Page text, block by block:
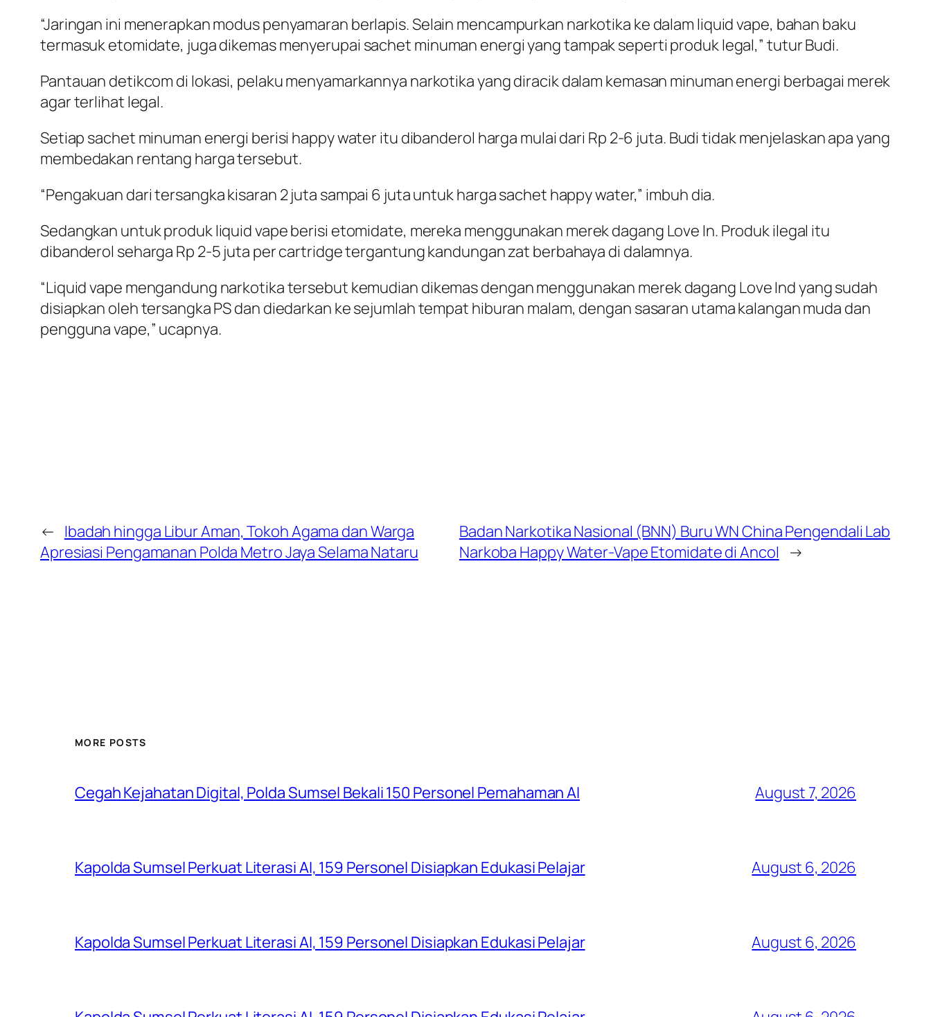
“Jaringan ini menerapkan modus penyamaran berlapis. Selain mencampurkan narkotika ke dalam liquid vape, bahan baku
termasuk etomidate, juga dikemas menyerupai sachet minuman energi yang tampak seperti produk legal,” tutur Budi.
Pantauan detikcom di lokasi, pelaku menyamarkannya narkotika yang diracik dalam kemasan minuman energi berbagai merek
agar terlihat legal.
Setiap sachet minuman energi berisi happy water itu dibanderol harga mulai dari Rp 2-6 juta. Budi tidak menjelaskan apa yang
membedakan rentang harga tersebut.
“Pengakuan dari tersangka kisaran 2 juta sampai 6 juta untuk harga sachet happy water,” imbuh dia.
Sedangkan untuk produk liquid vape berisi etomidate, mereka menggunakan merek dagang Love In. Produk ilegal itu
dibanderol seharga Rp 2-5 juta per cartridge tergantung kandungan zat berbahaya di dalamnya.
“Liquid vape mengandung narkotika tersebut kemudian dikemas dengan menggunakan merek dagang Love Ind yang sudah
disiapkan oleh tersangka PS dan diedarkan ke sejumlah tempat hiburan malam, dengan sasaran utama kalangan muda dan
pengguna vape,” ucapnya.
← Ibadah hingga Libur Aman, Tokoh Agama dan Warga
Apresiasi Pengamanan Polda Metro Jaya Selama Nataru
Badan Narkotika Nasional (BNN) Buru WN China Pengendali Lab
Narkoba Happy Water-Vape Etomidate di Ancol →
MORE POSTS
Cegah Kejahatan Digital, Polda Sumsel Bekali 150 Personel Pemahaman AI August 7, 2026
Kapolda Sumsel Perkuat Literasi AI, 159 Personel Disiapkan Edukasi Pelajar August 6, 2026
Kapolda Sumsel Perkuat Literasi AI, 159 Personel Disiapkan Edukasi Pelajar August 6, 2026